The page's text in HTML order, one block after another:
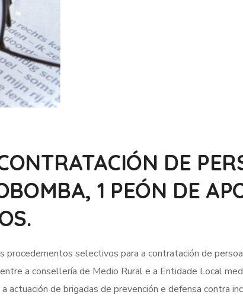
DE
1 PEÓN DE
procedementos selectivos para a contratación de
a consellería de Medio Rural e a Entidade Local
de brigadas de prevención e defensa contra